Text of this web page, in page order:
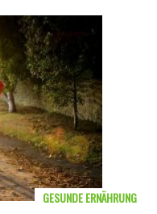
GESUNDE ERNÄHRUNG